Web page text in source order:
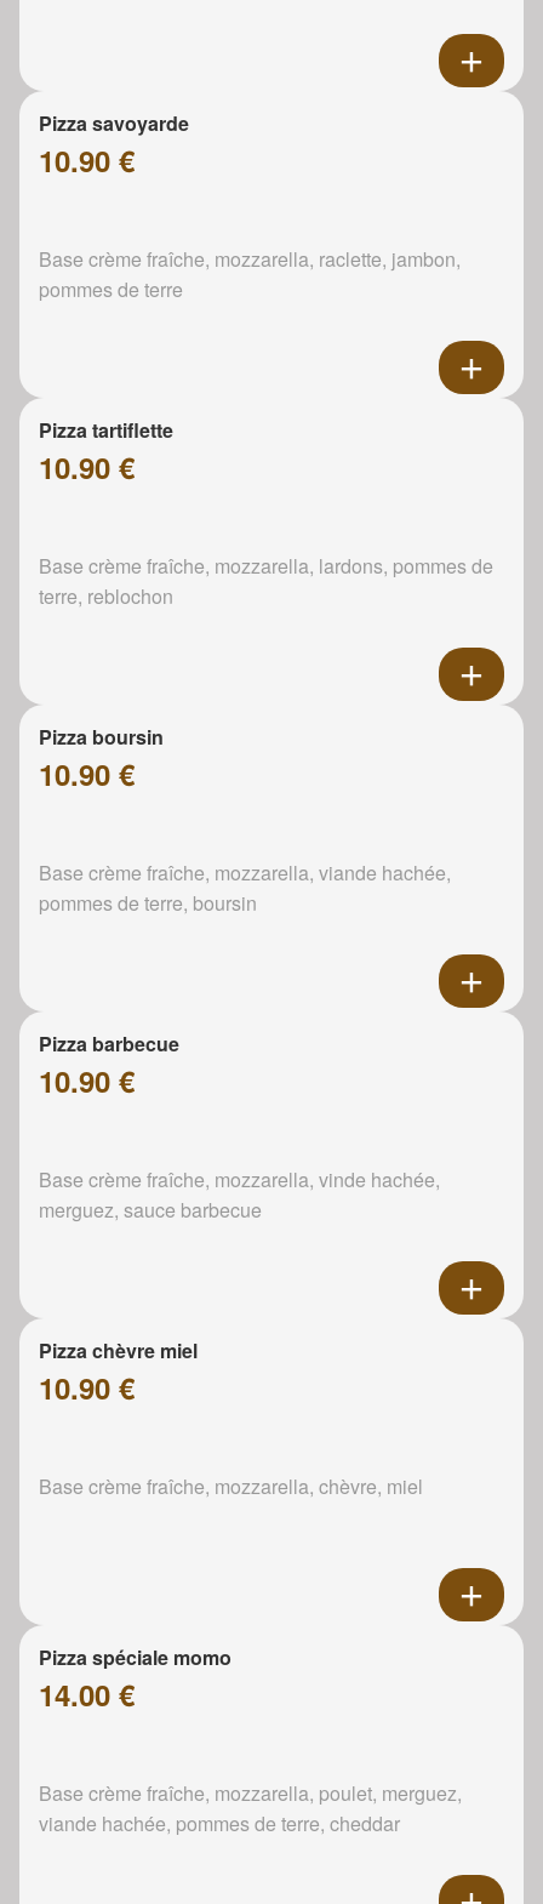
Pizza savoyarde
10.90 €
Base crème fraîche, mozzarella, raclette, jambon,
pommes de terre
Pizza tartiflette
10.90 €
Base crème fraîche, mozzarella, lardons, pommes de
terre, reblochon
Pizza boursin
10.90 €
Base crème fraîche, mozzarella, viande hachée,
pommes de terre, boursin
Pizza barbecue
10.90 €
Base crème fraîche, mozzarella, vinde hachée,
merguez, sauce barbecue
Pizza chèvre miel
10.90 €
Base crème fraîche, mozzarella, chèvre, miel
Pizza spéciale momo
14.00 €
Base crème fraîche, mozzarella, poulet, merguez,
viande hachée, pommes de terre, cheddar